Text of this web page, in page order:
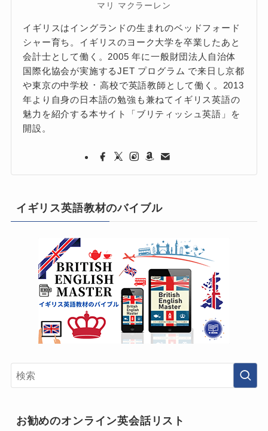
マリ マクラーレン
イギリスはイングランドの生まれのベッドフォード
シャー育ち。イギリスのヨーク大学を卒業したあと
会計士として働く。2005 年に一般財団法人自治体
国際化協会が実施するJET プログラム で来日し京都
や東京の中学校 ･ 高校で英語教師として働く。2013
年より自身の日本語の勉強も兼ねてイギリス英語の
魅力を紹介する本サイト「ブリティッシュ英語」を
開設。
イギリス英語教材のバイブル
お勧めのオンライン英会話リスト